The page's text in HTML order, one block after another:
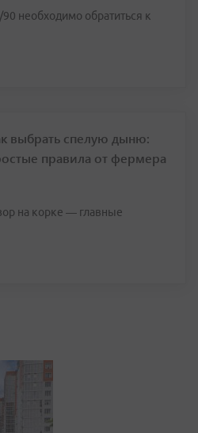
необходимо обратиться к
выбрать спелую дыню:
правила от фермера
на корке — главные